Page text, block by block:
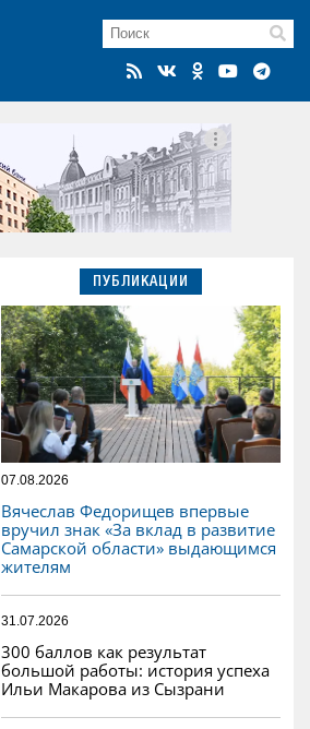
ПУБЛИКАЦИИ
07.08.2026
Вячеслав Федорищев впервые
вручил знак «За вклад в развитие
Самарской области» выдающимся
жителям
31.07.2026
300 баллов как результат
большой работы: история успеха
Ильи Макарова из Сызрани